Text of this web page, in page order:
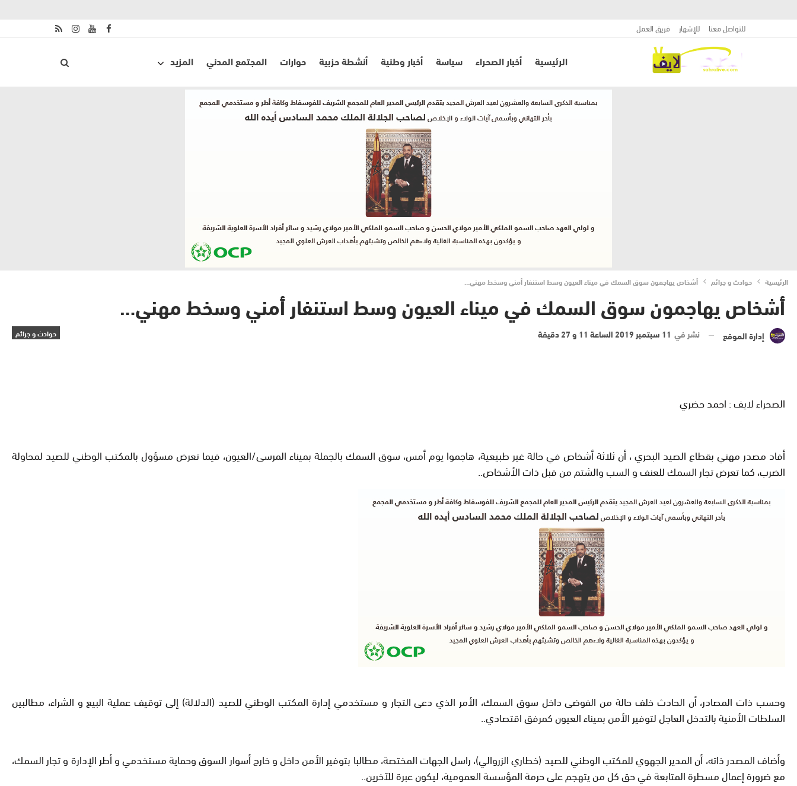
للتواصل معنا للإشهار فريق العمل
الرئيسية أخبار الصحراء سياسة أخبار وطنية أنشطة حزبية حوارات المجتمع المدني المزيد
الرئيسية حوادث و جرائم أشخاص يهاجمون سوق السمك في ميناء العيون وسط استنفار أمني وسخط مهني…
أشخاص يهاجمون سوق السمك في ميناء العيون وسط استنفار أمني وسخط مهني…
حوادث و جرائم إدارة الموقع نشر في 11 سبتمبر 2019 الساعة 11 و 27 دقيقة
الصحراء لايف : احمد حضري
أفاد مصدر مهني بقطاع الصيد البحري ، أن ثلاثة أشخاص في حالة غير طبيعية، هاجموا يوم أمس، سوق السمك بالجملة بميناء المرسى/العيون، فيما تعرض مسؤول بالمكتب الوطني للصيد لمحاولة
الضرب، كما تعرض تجار السمك للعنف و السب والشتم من قبل ذات الأشخاص..
وحسب ذات المصادر، أن الحادث خلف حالة من الفوضى داخل سوق السمك، الأمر الذي دعى التجار و مستخدمي إدارة المكتب الوطني للصيد (الدلالة) إلى توقيف عملية البيع و الشراء، مطالبين
السلطات الأمنية بالتدخل العاجل لتوفير الأمن بميناء العيون كمرفق اقتصادي..
وأضاف المصدر ذاته، أن المدير الجهوي للمكتب الوطني للصيد (خطاري الزروالي)، راسل الجهات المختصة، مطالبا بتوفير الأمن داخل و خارج أسوار السوق وحماية مستخدمي و أطر الإدارة و تجار السمك،
مع ضرورة إعمال مسطرة المتابعة في حق كل من يتهجم على حرمة المؤسسة العمومية، ليكون عبرة للآخرين..